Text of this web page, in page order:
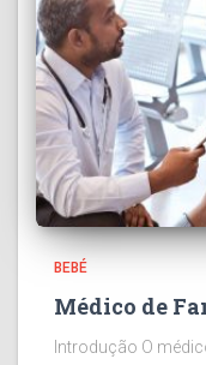
BEBÉ
Médico de
Introdução O